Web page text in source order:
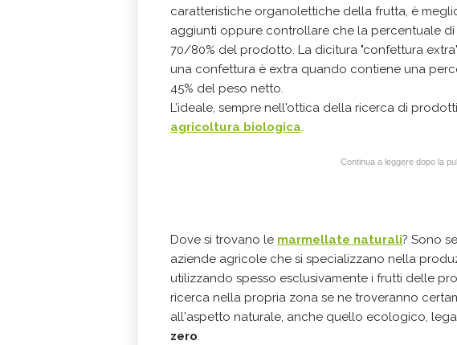
caratteristiche organolettiche della frutta, è
aggiunti oppure controllare che la percentuale
70/80% del prodotto. La dicitura "confettura
una confettura è extra quando contiene una
45% del peso netto.
L’ideale, sempre nell'ottica della ricerca di
agricoltura biologica.
Continua a leggere dopo la
Dove si trovano le marmellate naturali? Sono
aziende agricole che si specializzano nella
utilizzando spesso esclusivamente i frutti delle
ricerca nella propria zona se ne troveranno
all'aspetto naturale, anche quello ecologico,
zero.